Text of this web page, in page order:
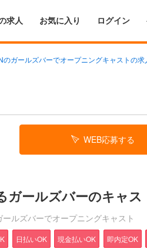
求人 お気に入り ログイン
のガールズバーでオープニングキャストの求
WEB応募する
ガールズバーのキャス
ルズバーでオープニングキャスト
日払いOK 現金払いOK 即内定OK